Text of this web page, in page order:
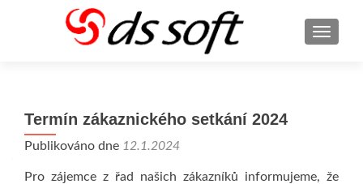
Termín zákaznického setkání 2024
Publikováno dne 12.1.2024
Pro zájemce z řad našich zákazníků informujeme, že